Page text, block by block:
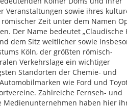
Veranstaltungen sowie ihres
Zeit unter dem Namen
Der Name bedeutet „Claudische
dem Sitz weltlicher sowie
Köln, der größten römisch-
Verkehrslage ein wichtiger
Standorten der Chemie- und
wie Ford und
Zahlreiche Fernseh- und
Medienunternehmen haben hier